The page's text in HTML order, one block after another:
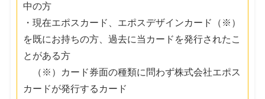
中の方
・現在エポスカード、エポスデザインカード（※）
を既にお持ちの方、過去に当カードを発行されたこ
とがある方
（※）カード券面の種類に問わず株式会社エポス
カードが発行するカード